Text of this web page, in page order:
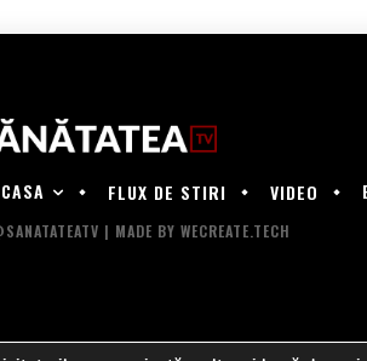
FLUX DE STIRI VIDEO
| MADE BY WECREATE.TECH